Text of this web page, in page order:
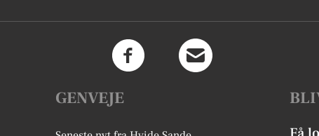
GENVEJE